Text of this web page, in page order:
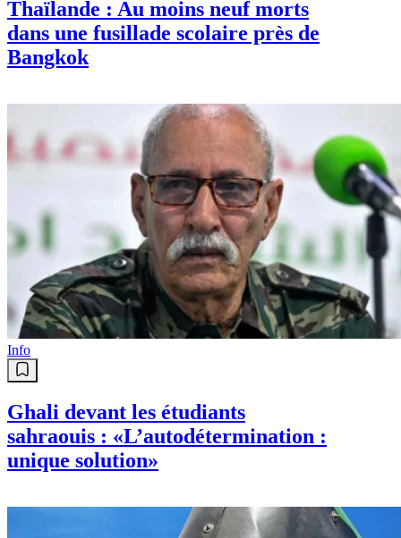
Thaïlande : Au moins neuf morts
dans une fusillade scolaire près de
Bangkok
Info
Ghali devant les étudiants
sahraouis : «L’autodétermination :
unique solution»